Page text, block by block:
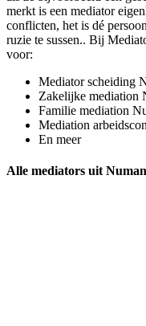
merkt is een mediator
conflicten, het is dé
ruzie te sussen.. Bij
voor:
Mediator scheiding
Zakelijke mediation
Familie mediation
Mediation
En meer
Alle mediators uit